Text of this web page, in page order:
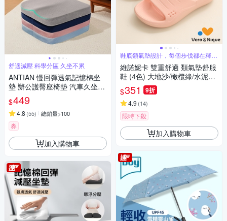
舒適減壓 科學分區 久坐不累
ANTIAN 慢回彈透氣記憶棉坐
墊 辦公護臀座椅墊 汽車久坐舒
適屁股墊 學生教室宿舍凳子墊
$449
4.8 (55) 總銷量>100
券
加入購物車
鞋底類氣墊設計，每個步伐都在釋放
壓力
維諾妮卡 雙重舒適 類氣墊舒服
鞋 (4色) 大地沙/橄欖綠/水泥灰/
櫻桃粉
$351 9折
4.9 (14)
限時下殺
加入購物車